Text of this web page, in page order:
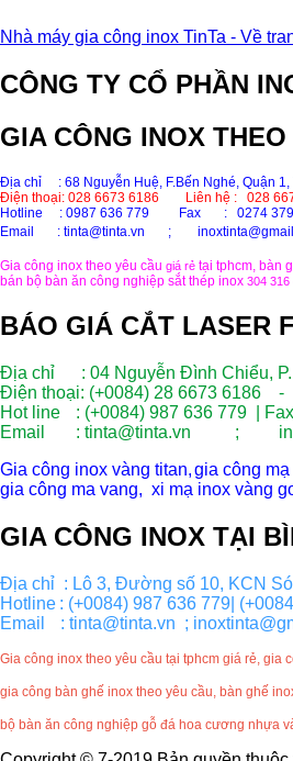
Nhà máy gia công inox TinTa - Về
CÔNG TY CỔ PHẦN
GIA CÔNG INOX
Địa chỉ : 68 Nguyễn Huệ, F.Bến Nghé, Quận 1,
Điện thoại: 028 6673 6186
Liên hệ : 028
Hotline
: 0987 636 779 Fax : 0274
Email
: tinta@tinta.vn ;
Gia công inox theo yêu cầu giá rẻ tại tphcm, bàn
bán bộ bàn ăn công nghiệp sắt thép inox 304 316
BÁO GIÁ CẮT LASER
Địa chỉ : 04 Nguyễn Đình Chiểu, P.
Điện thoại: (+0084) 28 6673 6186
Hot line
: (+0084) 987 636 779 |
Email
: tinta@tinta.vn ;
Gia công inox vàng titan,gia công
gia công ma vang, xi mạ inox vàng
GIA CÔNG INOX TẠI
Địa chỉ  : Lô 3, Đường số 10, KCN
Hotline : (+0084) 987 636 779|
Email
: tinta@tinta.vn  ;
Gia công inox theo yêu cầu tại tphcm giá rẻ, gia
gia công bàn ghế inox theo yêu cầu, bàn ghế
bộ bàn ăn công nghiệp gỗ đá hoa cương nhựa